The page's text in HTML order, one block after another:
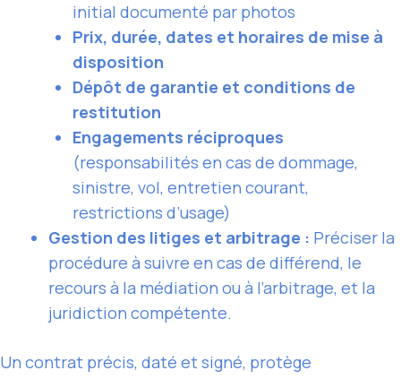
initial documenté par photos
Prix, durée, dates et horaires de mise à
disposition
Dépôt de garantie et conditions de
restitution
Engagements réciproques
(responsabilités en cas de dommage,
sinistre, vol, entretien courant,
restrictions d’usage)
Gestion des litiges et arbitrage : Préciser la
procédure à suivre en cas de différend, le
recours à la médiation ou à l’arbitrage, et la
juridiction compétente.
Un contrat précis, daté et signé, protège